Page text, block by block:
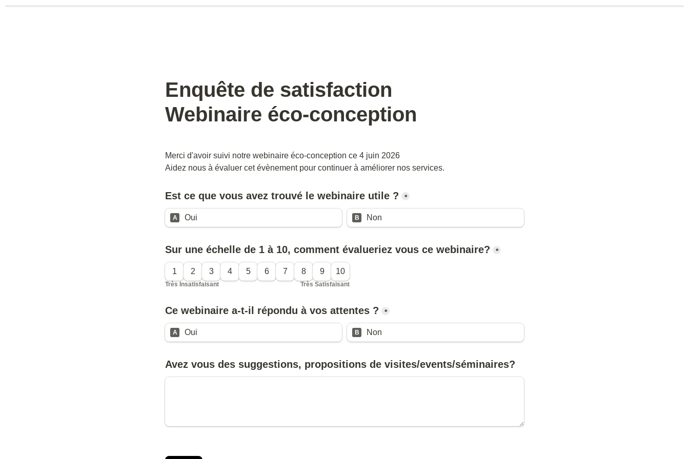
Enquête de satisfaction
Webinaire éco-conception
Merci d'avoir suivi notre webinaire éco-conception ce 4 juin 2026
Aidez nous à évaluer cet évènement pour continuer à améliorer nos services.
Est ce que vous avez trouvé le webinaire utile ? *
A Oui B Non
Sur une échelle de 1 à 10, comment évalueriez vous ce webinaire? *
1 2 3 4 5 6 7 8 9 10
Très Insatisfaisant Très Satisfaisant
*
A Oui B Non
Avez vous des suggestions, propositions de visites/events/séminaires?